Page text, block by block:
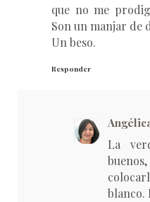
que no me
Son un manjar de
Un beso.
Responder
La
blanco.